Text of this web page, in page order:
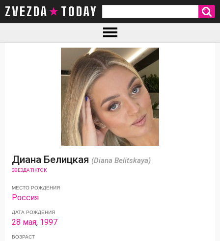
ZVEZDA TODAY
Диана Белицкая (Diana Belitskaya)
ЗВЕЗДА TIKTOK
МЕСТО РОЖДЕНИЯ
Россия
ДАТА РОЖДЕНИЯ
28 мая, 1997
ВОЗРАСТ